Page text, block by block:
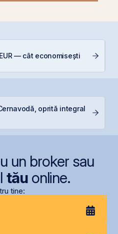
— cât economisești
oprită integral
un broker sau
tăuonline.
tine: